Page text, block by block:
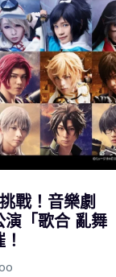
戰！音樂劇
演「歌合 亂舞